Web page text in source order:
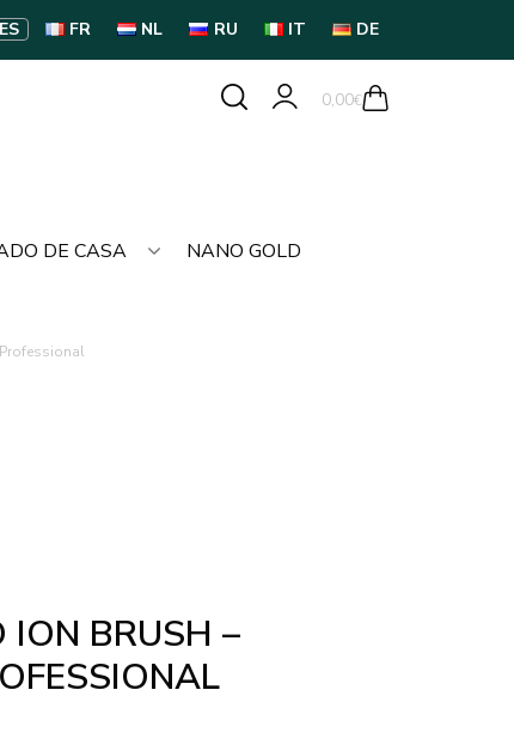
ES FR NL RU IT DE
0,00€
DE CASA
NANO GOLD
ION BRUSH –